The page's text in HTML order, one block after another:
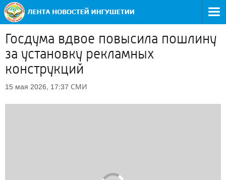
Госдума вдвое повысила пошлину
за установку рекламных
конструкций
15 мая 2026, 17:37 СМИ